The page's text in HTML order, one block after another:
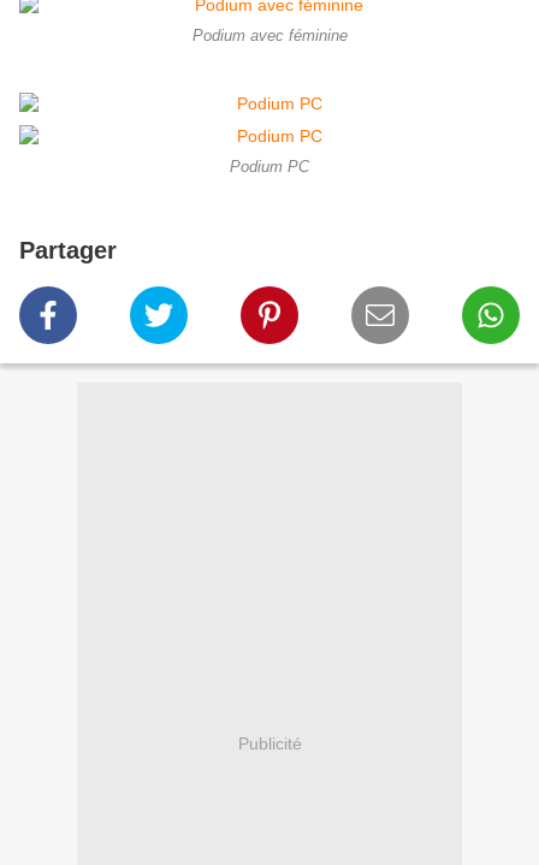
Podium avec féminine
Podium PC
Partager
Publicité